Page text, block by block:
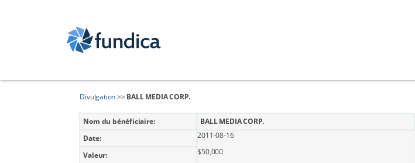
Divulgation>> BALL MEDIA CORP.
Nom du bénéficiaire:
BALL MEDIA CORP.
Date:
2011-08-16
Valeur:
$50,000